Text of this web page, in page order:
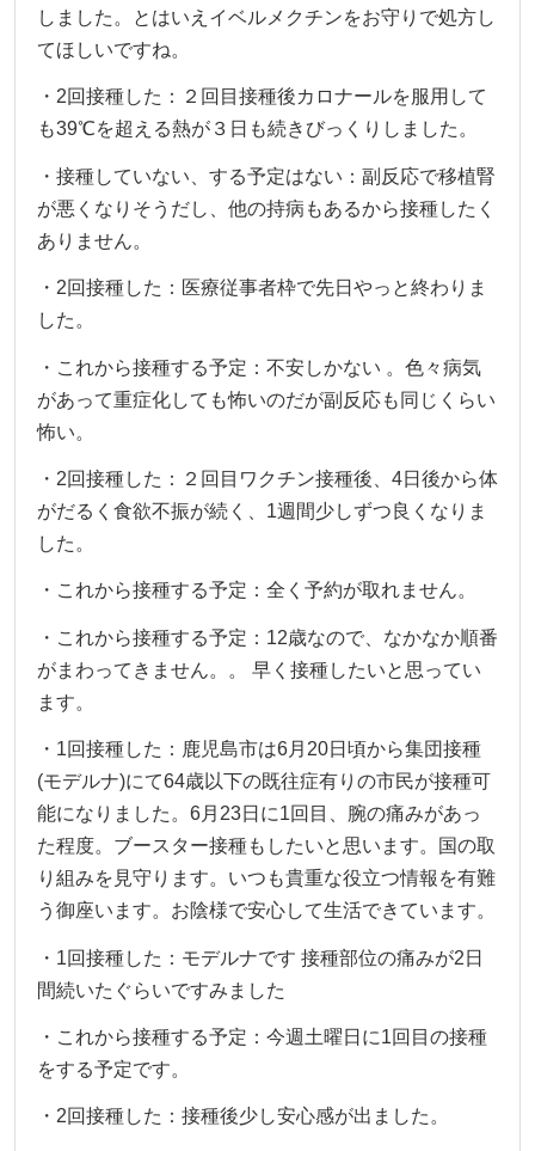
しました。とはいえイベルメクチンをお守りで処方し
てほしいですね。
・2回接種した：２回目接種後カロナールを服用して
も39℃を超える熱が３日も続きびっくりしました。
・接種していない、する予定はない：副反応で移植腎
が悪くなりそうだし、他の持病もあるから接種したく
ありません。
・2回接種した：医療従事者枠で先日やっと終わりま
した。
・これから接種する予定：不安しかない 。色々病気
があって重症化しても怖いのだが副反応も同じくらい
怖い。
・2回接種した：２回目ワクチン接種後、4日後から体
がだるく食欲不振が続く、1週間少しずつ良くなりま
した。
・これから接種する予定：全く予約が取れません。
・これから接種する予定：12歳なので、なかなか順番
がまわってきません。。 早く接種したいと思ってい
ます。
・1回接種した：鹿児島市は6月20日頃から集団接種
(モデルナ)にて64歳以下の既往症有りの市民が接種可
能になりました。6月23日に1回目、腕の痛みがあっ
た程度。ブースター接種もしたいと思います。国の取
り組みを見守ります。いつも貴重な役立つ情報を有難
う御座います。お陰様で安心して生活できています。
・1回接種した：モデルナです 接種部位の痛みが2日
間続いたぐらいですみました
・これから接種する予定：今週土曜日に1回目の接種
をする予定です。
・2回接種した：接種後少し安心感が出ました。